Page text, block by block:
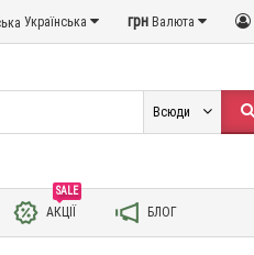
грн Валюта
Українська
Всюди
SALE
АКЦІЇ БЛОГ